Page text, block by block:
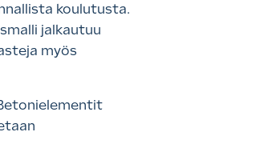
koulutusta.
jalkautuu
myös